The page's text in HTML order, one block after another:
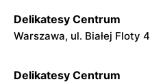
Delikatesy Centrum
Warszawa, ul. Białej Floty 4
Delikatesy Centrum